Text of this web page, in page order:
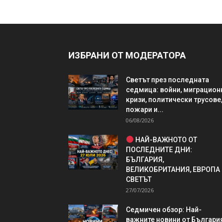
ИЗБРАНИ ОТ МОДЕРАТОРА
Светът през последната
седмица: войни,
кризи, политически трусове,
пожари и...
06/08/2026
НАЙ-ВАЖНОТО ОТ
ПОСЛЕДНИТЕ ДНИ:
БЪЛГАРИЯ,
ВЕЛИКОБРИТАНИЯ, ЕВРОПА
СВЕТЪТ
27/07/2026
Седмичен обзор: Най-
важните новини от